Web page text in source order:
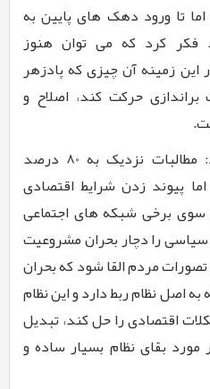
تا ورود دهک های پایین به
فکر کرد که می توان هنوز
این زمینه آن چیزی که پادزهر
حرکت کند، اصلاح و
مطالبات نزدیک به 80 درصد
پیوند زدن شرایط اقتصادی
سوی برخی شبکه های اجتماعی
را دچار بحران مشروعیت
مردم القا شود که بحران
اصل نظام ربط دارد و این نظام
اقتصادی را حل کند، تبدیل
بقای نظام بسیار ساده و